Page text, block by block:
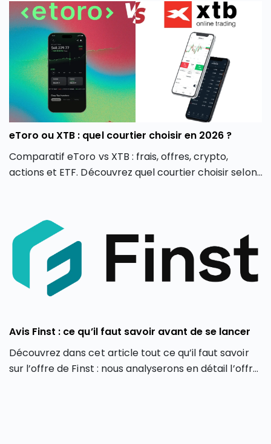
éclairé, adapté à votre stratégie d’investissement
professionnelle.
eToro ou XTB : quel courtier choisir en 2026 ?
Comparatif eToro vs XTB : frais, offres, crypto,
actions et ETF. Découvrez quel courtier choisir selon
Avis Finst : ce qu’il faut savoir avant de se lancer
Découvrez dans cet article tout ce qu’il faut savoir
sur l’offre de Finst : nous analyserons en détail l’offre